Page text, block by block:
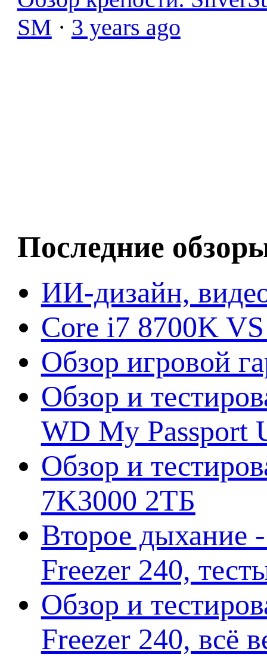
SM · 3 years ago
Последние
ИИ-дизайн,
Core i7 8700K
Обзор игровой
Обзор и
WD My Passport
Обзор и
7K3000 2ТБ
Второе дыхание
Freezer 240,
Обзор и
Freezer 240, всё